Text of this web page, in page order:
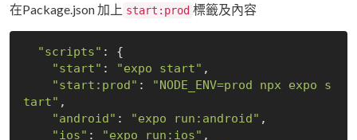
在Package.json 加上 start:prod 標籤及內容
"scripts" : {
"start" : "expo start" ,
"start:prod" :
"NODE_ENV=prod npx expo s
tart" ,
"android" : "expo run:android" ,
"ios" : "expo run:ios" ,